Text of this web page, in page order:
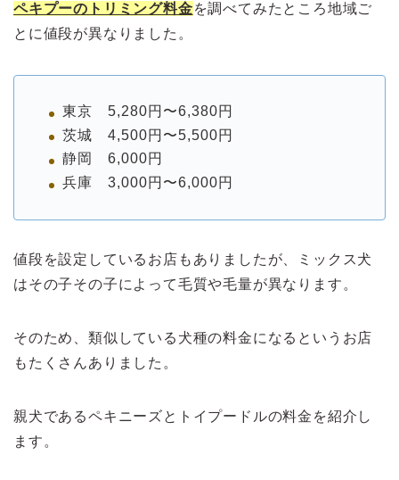
ペキプーのトリミング料金を調べてみたところ地域ご
とに値段が異なりました。
東京 5,280円〜6,380円
茨城 4,500円〜5,500円
静岡 6,000円
兵庫 3,000円〜6,000円
値段を設定しているお店もありましたが、ミックス犬
はその子その子によって毛質や毛量が異なります。
そのため、類似している犬種の料金になるというお店
もたくさんありました。
親犬であるペキニーズとトイプードルの料金を紹介し
ます。